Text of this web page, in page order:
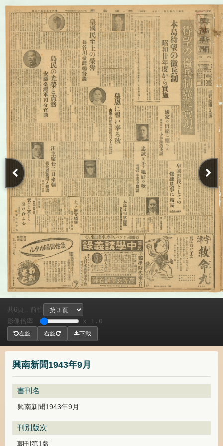
興南新聞1943年9月
書刊名
興南新聞1943年9月
刊別版次
朝刊第1版
共 6頁，
前往
影像倍率
x 1.0
左旋 右旋 下載